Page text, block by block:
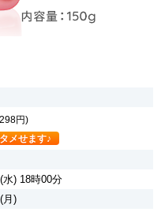
円)
メせます♪
水) 18時00分
月)